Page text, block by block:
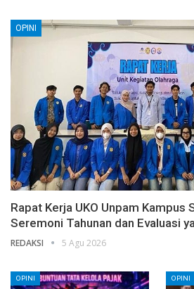
OPINI
Rapat Kerja UKO Unpam Kampus
Seremoni Tahunan dan Evaluasi
REDAKSI 5 Agu 2026
OPINI OPINI